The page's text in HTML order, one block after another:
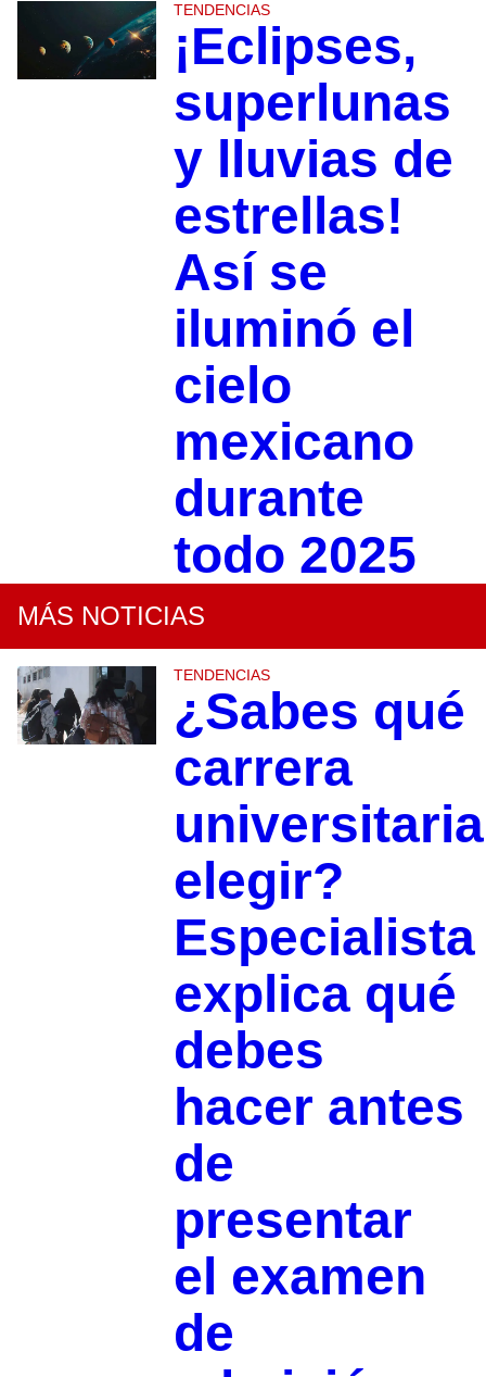
TENDENCIAS
¡Eclipses,
superlunas
y lluvias de
estrellas!
Así se
iluminó el
cielo
mexicano
durante
todo 2025
MÁS NOTICIAS
TENDENCIAS
¿Sabes qué
carrera
universitaria
elegir?
Especialista
explica qué
debes
hacer antes
de
presentar
el examen
de